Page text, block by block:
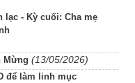
lạc - Kỳ cuối: Cha mẹ
Mừng (13/05/2026)
để làm linh mục